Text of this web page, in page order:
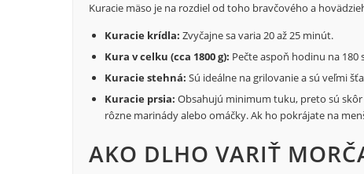
Kuracie mäso je na rozdiel od toho bravčového a
Kuracie krídla: Zvyčajne sa varia 20 až 25 minút.
Kura v celku (cca 1800 g): Pečte aspoň hodinu na 180
Kuracie stehná: Sú ideálne na grilovanie a sú veľmi
Kuracie prsia: Obsahujú minimum tuku, preto sú
rôzne marinády alebo omáčky. Ak ho pokrájate na
AKO DLHO VARIŤ